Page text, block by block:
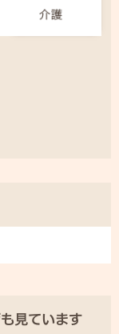
見ています